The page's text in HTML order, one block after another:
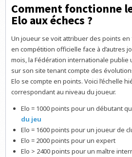
Comment fonctionne
Elo aux échecs ?
Un joueur se voit attribuer des points
en compétition officielle face à d’autres
mois, la Fédération internationale publie
sur son site tenant compte des
Elo se compte en points. Voici l’échelle
correspondant au niveau du joueur.
Elo = 1000 points pour un débutant
du jeu
Elo = 1600 points pour un joueur de
Elo = 2000 points pour un expert
Elo > 2400 points pour un maître